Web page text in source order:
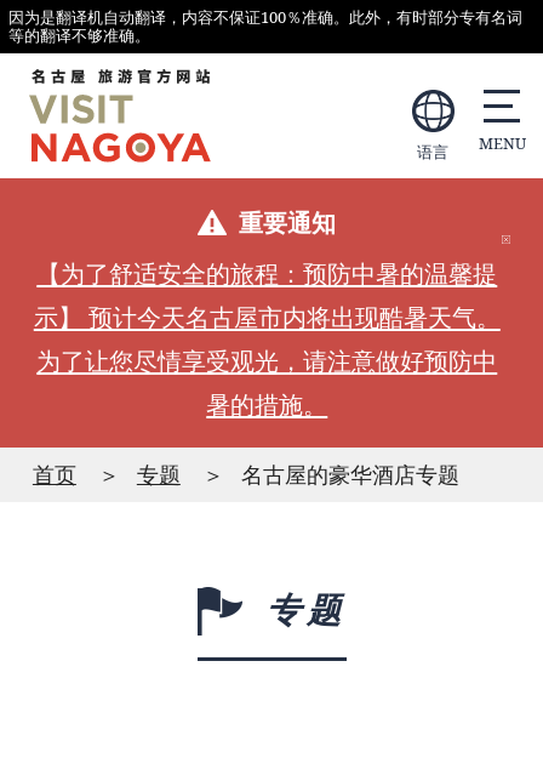
因为是翻译机自动翻译，内容不保证100％准确。此外，有时部分专有名词
等的翻译不够准确。
语言
重要通知
【为了舒适安全的旅程：预防中暑的温馨提
示】 预计今天名古屋市内将出现酷暑天气。
为了让您尽情享受观光，请注意做好预防中
暑的措施。
首页 专题 名古屋的豪华酒店专题
专题